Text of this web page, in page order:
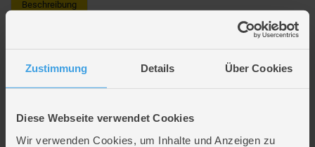
Zustimmung Details Über Cookies
Diese Webseite verwendet Cookies
Wir verwenden Cookies, um Inhalte und Anzeigen zu
Beschreibung
In verschiedenen Ausführungen erhältlich
Lieferumfang